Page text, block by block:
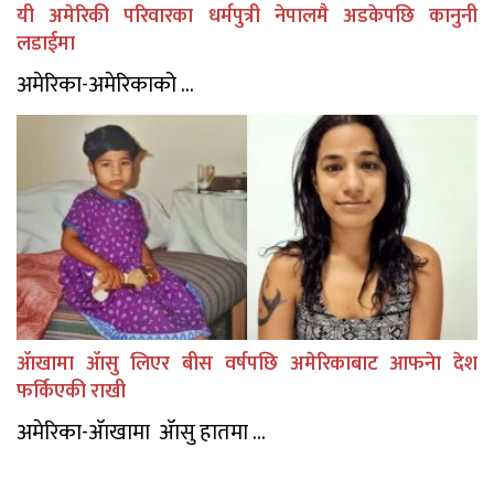
यी अमेरिकी परिवारका धर्मपुत्री नेपालमै अडकेपछि कानुनी
लडाईमा
अमेरिका-अमेरिकाको ...
ॲाखामा ॲासु लिएर बीस वर्षपछि अमेरिकाबाट आफनेा देश
फर्किएकी राखी
अमेरिका-ॲाखामा ॲासु हातमा ...